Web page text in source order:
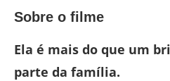
Sobre o filme
Ela é mais do que um
parte da família.